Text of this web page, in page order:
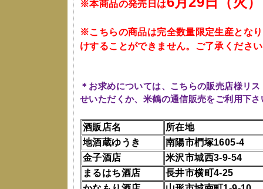
※本商品の発売日は
※こちらの商品は完全数量限定生産とな
けすることができません。ご了承くださ
＊お求めについては、こちらの販売店様リ
せいただくか、米鶴の通信販売をご利用下さ
酒販店名
所在地
地酒蔵ゆうき
南陽市椚塚1605-4
金子酒店
米沢市城西3-9-54
まるはち酒店
長井市横町4-25